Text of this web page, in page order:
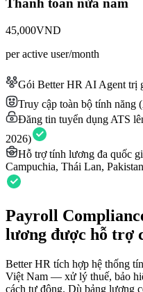
Thanh toán nửa năm
45,000VND
per active user/month
Gói Better HR AI Agent trị
Truy cập toàn bộ tính năng
Đăng tin tuyển dụng ATS
2026)
Hỗ trợ tính lương đa quốc
Campuchia, Thái Lan,
Payroll
lương được hỗ trợ
Better HR tích hợp hệ thống
Việt Nam — xử lý thuế, bảo
cách tự động. Dù bảng lương